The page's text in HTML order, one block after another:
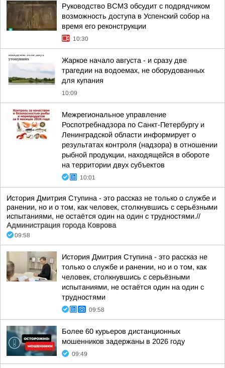
Руководство ВСМЗ обсудит с подрядчиком
возможность доступа в Успенский собор на
время его реконструкции
10:30
Жаркое начало августа - и сразу две
трагедии на водоемах, не оборудованных
для купания
10:09
Межрегиональное управление
Роспотребнадзора по Санкт-Петербургу и
Ленинградской области информирует о
результатах контроля (надзора) в отношении
рыбной продукции, находящейся в обороте
на территории двух субъектов
10:01
История Дмитрия Ступина - это рассказ не только о службе и
ранении, но и о том, как человек, столкнувшись с серьёзными
испытаниями, не остаётся один на один с трудностями.//
Администрация города Коврова
09:58
История Дмитрия Ступина - это рассказ не
только о службе и ранении, но и о том, как
человек, столкнувшись с серьёзными
испытаниями, не остаётся один на один с
трудностями
09:58
Более 60 курьеров дистанционных
мошенников задержаны в 2026 году
09:49